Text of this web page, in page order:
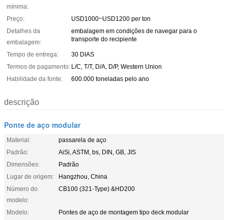
mínima:
Preço:
USD1000~USD1200 per ton
Detalhes da
embalagem:
embalagem em condições de navegar para o
transporte do recipiente
Tempo de entrega:
30 DIAS
Termos de pagamento: L/C, T/T, D/A, D/P, Western Union
Habilidade da fonte:
600.000 toneladas pelo ano
descrição
Ponte de aço modular
Material:
passarela de aço
Padrão:
AiSi, ASTM, bs, DIN, GB, JIS
Dimensões:
Padrão
Lugar de origem:
Hangzhou, China
Número do
modelo:
CB100 (321-Type) &HD200
Modelo:
Pontes de aço de montagem tipo deck modular